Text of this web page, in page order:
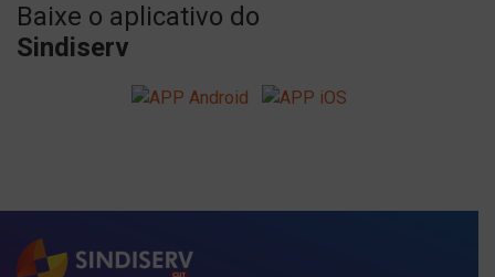
Baixe o aplicativo do
Sindiserv